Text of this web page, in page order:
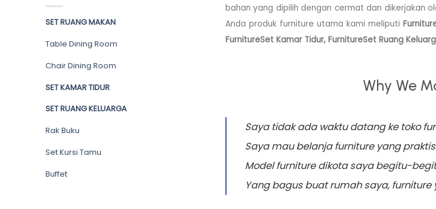
bahan yang dipilih dengan cermat dan dikerjakan
Anda produk furniture utama kami meliputi
FurnitureSet Kamar Tidur, FurnitureSet Ruang
Why We
Saya tidak ada waktu datang ke toko
Saya mau belanja furniture yang
Model furniture dikota saya begitu-
Yang bagus buat rumah saya,
SET RUANG MAKAN
Table Dining Room
Chair Dining Room
SET KAMAR TIDUR
SET RUANG KELUARGA
Rak Buku
Set Kursi Tamu
Buffet